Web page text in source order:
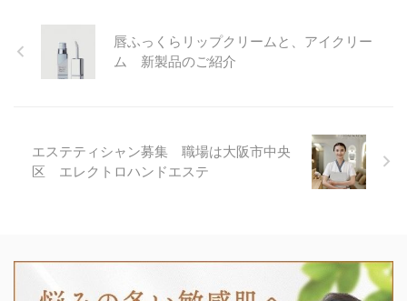
唇ふっくらリップクリームと、アイクリー
ム 新製品のご紹介
エステティシャン募集 職場は大阪市中央
区 エレクトロハンドエステ